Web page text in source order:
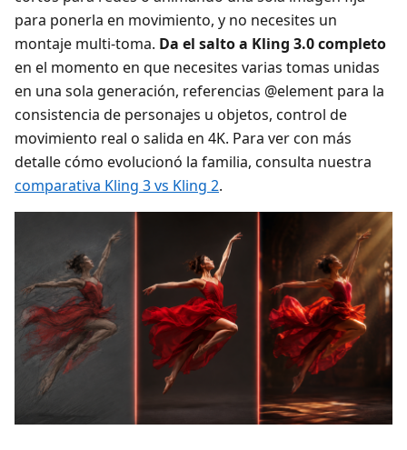
para ponerla en movimiento, y no necesites un
montaje multi-toma. Da el salto a Kling 3.0 completo
en el momento en que necesites varias tomas unidas
en una sola generación, referencias @element para la
consistencia de personajes u objetos, control de
movimiento real o salida en 4K. Para ver con más
detalle cómo evolucionó la familia, consulta nuestra
comparativa Kling 3 vs Kling 2.